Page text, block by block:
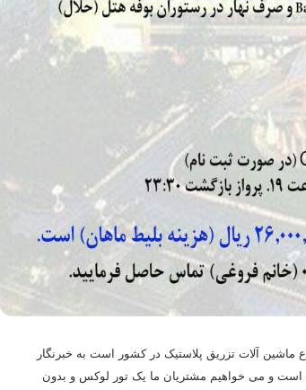
آلات تزریق پلاستیک در کشور است به خبرنگار
است و می خواهیم مشتریان ما یک تور لوکس و بدون